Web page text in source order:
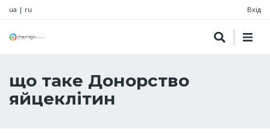
ua | ru Вхід
що таке Донорство
яйцеклітин